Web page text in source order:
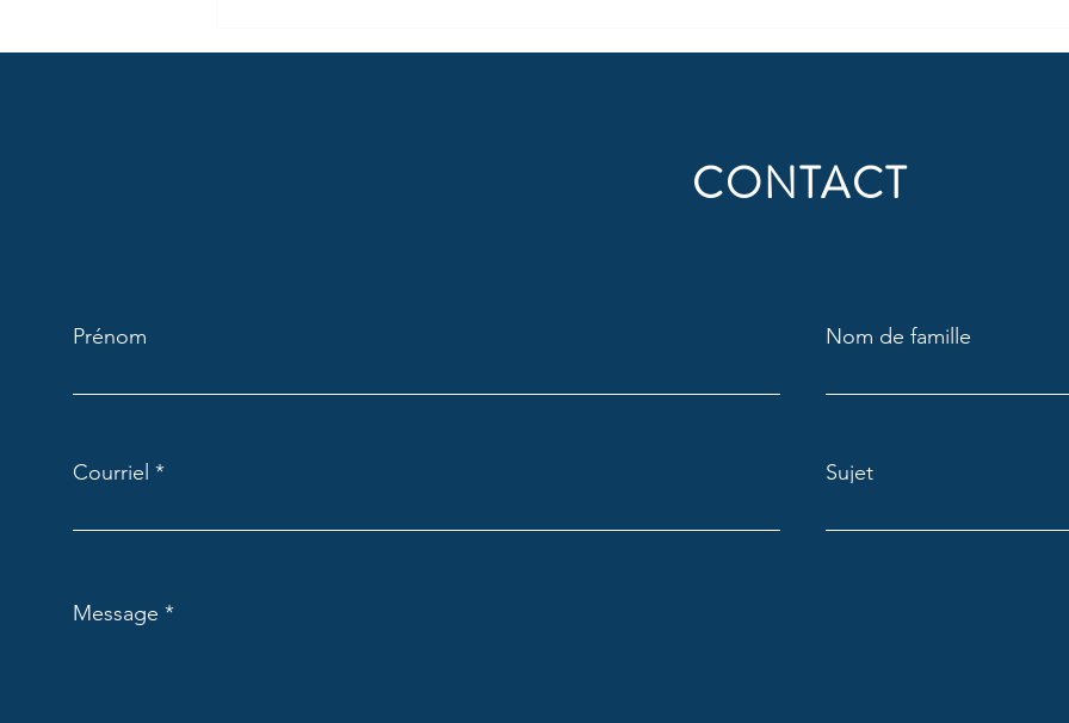
CONTACT
Prénom Nom de famille
Courriel Sujet
Message